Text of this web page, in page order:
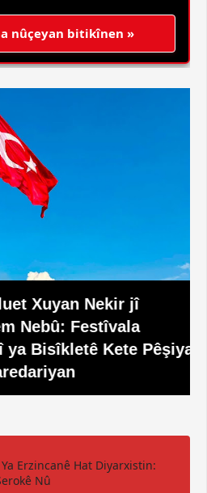
nûçeyan bitikînen »
Xuyan Nekir jî
Festîvala
Bisîkletê Kete Pêşiya
Erzincanê Hat Diyarxistin:
Nû